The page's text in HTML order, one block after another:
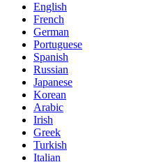
English
French
German
Portuguese
Spanish
Russian
Japanese
Korean
Arabic
Irish
Greek
Turkish
Italian